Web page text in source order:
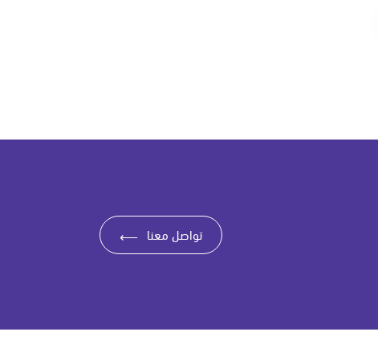
تواصل معنا ⟶